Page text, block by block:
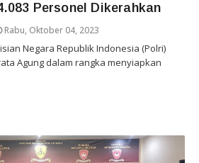
Personel Dikerahkan
Rabu, Oktober 04, 2023
Negara Republik Indonesia (Polri)
Agung dalam rangka menyiapkan